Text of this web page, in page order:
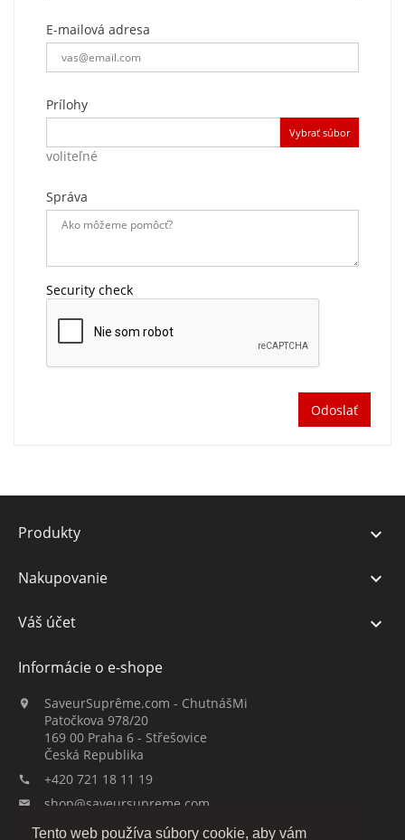
Tento web používa súbory cookie, aby vám
E-mailová adresa
Prílohy
Vybrať súbor
voliteľné
Správa
Security check
Produkty 
Nakupovanie 
Váš účet 
Informácie o e-shope

SaveurSuprême.com - ChutnášMi
Patočkova 978/20
169 00 Praha 6 - Střešovice
Česká Republika
 +420 721 18 11 19
 shop@saveursupreme.com